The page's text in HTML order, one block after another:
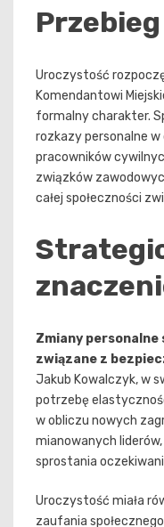
Uroczystość
Komendantowi
formalny charakter.
rozkazy personalne
pracowników
związków
całej społeczności
Zmiany personalne
związane z
Jakub Kowalczyk, w
potrzebę
w obliczu nowych
mianowanych
sprostania
Uroczystość miała
zaufania